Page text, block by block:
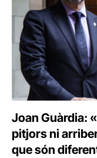
Joan Guàrdia:
pitjors ni
que són